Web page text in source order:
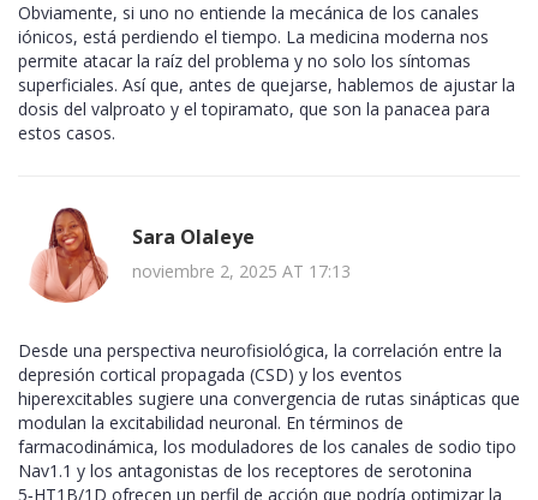
Obviamente, si uno no entiende la mecánica de los canales
iónicos, está perdiendo el tiempo. La medicina moderna nos
permite atacar la raíz del problema y no solo los síntomas
superficiales. Así que, antes de quejarse, hablemos de ajustar la
dosis del valproato y el topiramato, que son la panacea para
estos casos.
Sara Olaleye
noviembre 2, 2025 AT 17:13
Desde una perspectiva neurofisiológica, la correlación entre la
depresión cortical propagada (CSD) y los eventos
hiperexcitables sugiere una convergencia de rutas sinápticas que
modulan la excitabilidad neuronal. En términos de
farmacodinámica, los moduladores de los canales de sodio tipo
Nav1.1 y los antagonistas de los receptores de serotonina
5‑HT1B/1D ofrecen un perfil de acción que podría optimizar la